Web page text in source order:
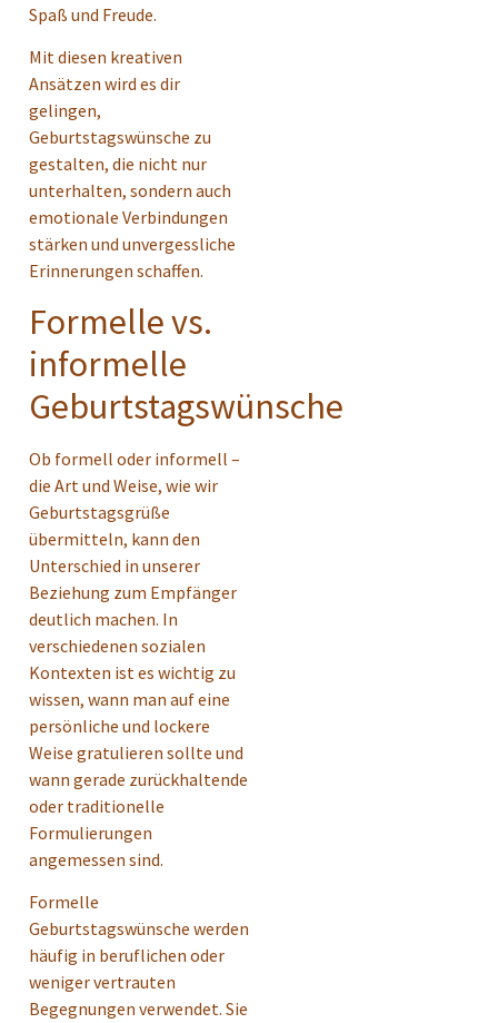
Spaß und Freude.
Mit diesen kreativen
Ansätzen wird es dir
gelingen,
Geburtstagswünsche zu
gestalten, die nicht nur
unterhalten, sondern auch
emotionale Verbindungen
stärken und unvergessliche
Erinnerungen schaffen.
Formelle vs.
informelle
Geburtstagswünsche
Ob formell oder informell –
die Art und Weise, wie wir
Geburtstagsgrüße
übermitteln, kann den
Unterschied in unserer
Beziehung zum Empfänger
deutlich machen. In
verschiedenen sozialen
Kontexten ist es wichtig zu
wissen, wann man auf eine
persönliche und lockere
Weise gratulieren sollte und
wann gerade zurückhaltende
oder traditionelle
Formulierungen
angemessen sind.
Formelle
Geburtstagswünsche werden
häufig in beruflichen oder
weniger vertrauten
Begegnungen verwendet. Sie